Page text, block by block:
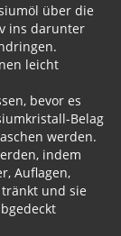
über die
ins darunter
leicht
bevor es
Belag
werden.
indem
Auflagen,
und sie